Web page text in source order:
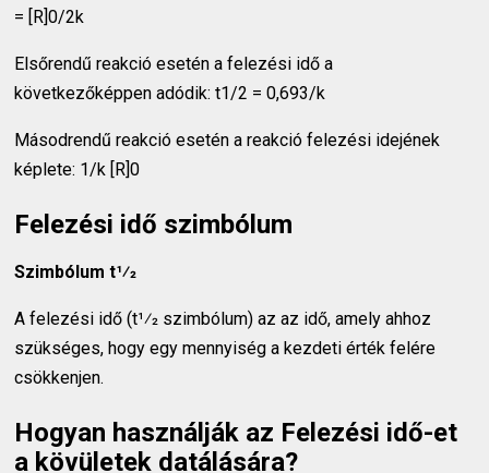
= [R]0/2k
Elsőrendű reakció esetén a felezési idő a
következőképpen adódik: t1/2 = 0,693/k
Másodrendű reakció esetén a reakció felezési idejének
képlete: 1/k [R]0
Felezési idő szimbólum
Szimbólum t1⁄2
A felezési idő (t1⁄2 szimbólum) az az idő, amely ahhoz
szükséges, hogy egy mennyiség a kezdeti érték felére
csökkenjen.
Hogyan használják az Felezési idő-et
a kövületek datálására?